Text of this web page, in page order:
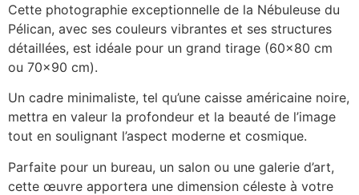
Cette photographie exceptionnelle de la Nébuleuse du
Pélican, avec ses couleurs vibrantes et ses structures
détaillées, est idéale pour un grand tirage (60×80 cm
ou 70×90 cm).
Un cadre minimaliste, tel qu’une caisse américaine noire,
mettra en valeur la profondeur et la beauté de l’image
tout en soulignant l’aspect moderne et cosmique.
Parfaite pour un bureau, un salon ou une galerie d’art,
cette œuvre apportera une dimension céleste à votre